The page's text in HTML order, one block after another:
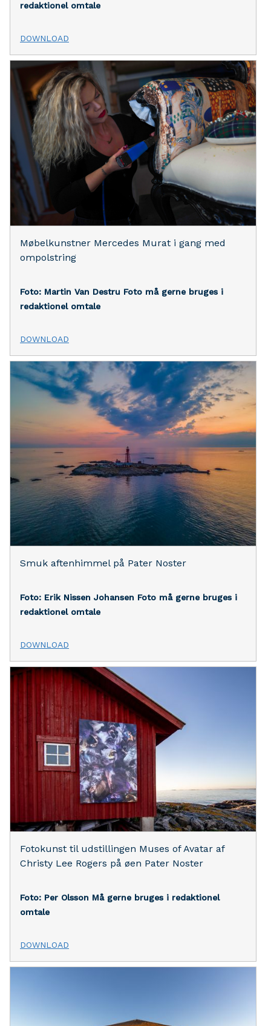
redaktionel omtale
DOWNLOAD
Møbelkunstner Mercedes Murat i gang med
ompolstring
Foto: Martin Van Destru Foto må gerne bruges i
redaktionel omtale
DOWNLOAD
Smuk aftenhimmel på Pater Noster
Foto: Erik Nissen Johansen Foto må gerne bruges i
redaktionel omtale
DOWNLOAD
Fotokunst til udstillingen Muses of Avatar af
Christy Lee Rogers på øen Pater Noster
Foto: Per Olsson Må gerne bruges i redaktionel
omtale
DOWNLOAD